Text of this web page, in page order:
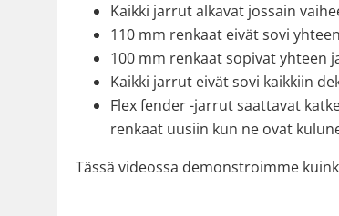
Kaikki jarrut alkavat jossain
110 mm renkaat eivät sovi
100 mm renkaat sopivat yhteen
Kaikki jarrut eivät sovi kaikkiin
Flex fender -jarrut saattavat
renkaat uusiin kun ne ovat
Tässä videossa demonstroimme